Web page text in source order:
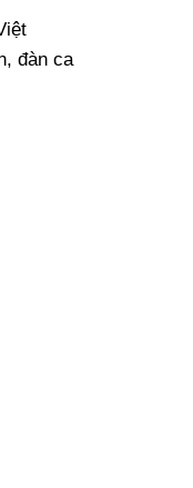
đàn ca
Kế Nhà